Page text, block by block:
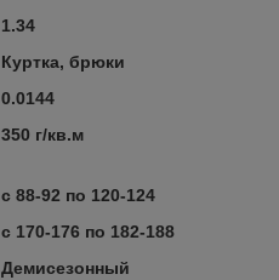
1.34
Куртка, брюки
0.0144
350 г/кв.м
с 88-92 по 120-124
с 170-176 по 182-188
Демисезонный